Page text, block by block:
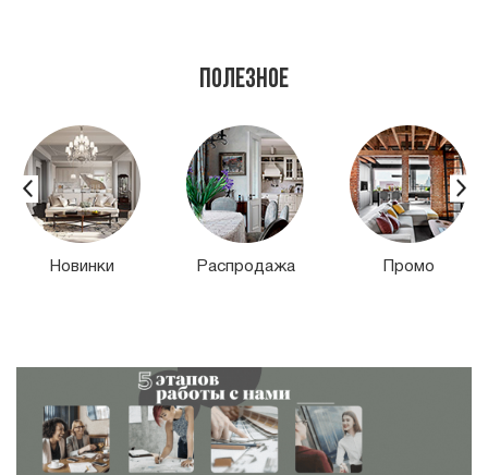
Полезное
Распродажа Промо
Выбор